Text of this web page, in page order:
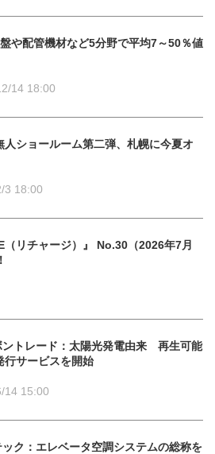
や配管機材など5分野で平均7～50％値
14 18:00
ショールーム第二弾、札幌に今夏オ
3 18:00
リチャージ）』 No.30（2026年7月
ントレード：太陽光発電由来 再生可能
行サービスを開始
14 15:00
ク：エレベータ空調システムの総称を